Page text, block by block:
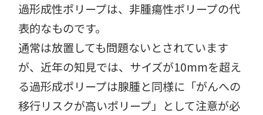
過形成性ポリープは、非腫瘍性ポリープの代
表的なものです。
通常は放置しても問題ないとされています
が、近年の知見では、サイズが10mmを超え
る過形成ポリープは腺腫と同様に「がんへの
移行リスクが高いポリープ」として注意が必